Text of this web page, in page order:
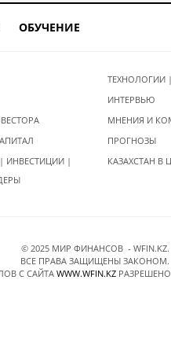
ОБУЧЕНИЕ
ИНВЕСТИЦИИ |
ТЕХНОЛОГИИ
ИНТЕРВЬЮ
МНЕНИЯ И
ПРОГНОЗЫ
КАЗАХСТАН В
© 2025 МИР ФИНАНСОВ - WFIN.KZ.
ВСЕ ПРАВА ЗАЩИЩЕНЫ ЗАКОНОМ.
C САЙТА WWW.WFIN.KZ